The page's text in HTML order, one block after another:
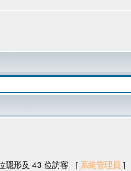
隱形及 43 位訪客 [ 系統管理員 ]